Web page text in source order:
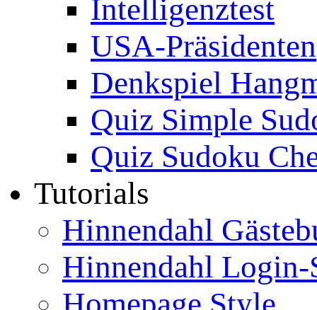
Intelligenztest
USA-Präsidenten
Denkspiel
Quiz Simple
Quiz Sudoku
Tutorials
Hinnendahl
Hinnendahl Login-